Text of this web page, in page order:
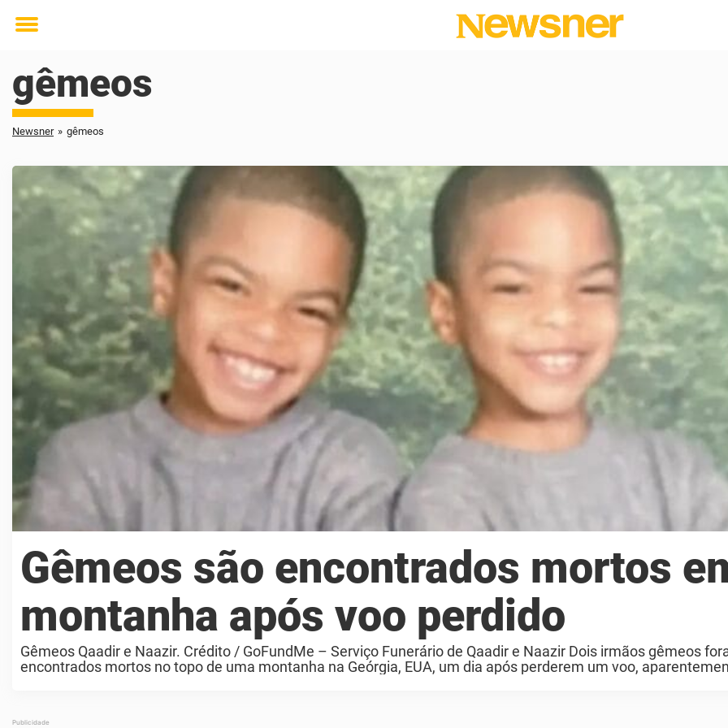
Toggle
gêmeos
Newsner » gêmeos
Gêmeos são encontrados mortos
montanha após voo perdido
Gêmeos Qaadir e Naazir. Crédito / GoFundMe – Serviço Funerário de Qaadir e Naazir Dois irmãos gêmeos
encontrados mortos no topo de uma montanha na Geórgia, EUA, um dia após perderem um voo,